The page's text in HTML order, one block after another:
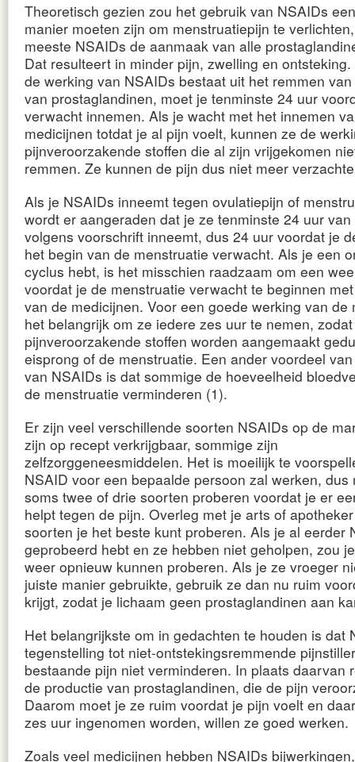
Theoretisch gezien zou het gebruik van NSAIDs
manier moeten zijn om menstruatiepijn te
meeste NSAIDs de aanmaak van alle
Dat resulteert in minder pijn, zwelling en
de werking van NSAIDs bestaat uit het remmen
van prostaglandinen, moet je tenminste 24 uur
verwacht innemen. Als je wacht met het innemen
medicijnen totdat je al pijn voelt, kunnen ze de
pijnveroorzakende stoffen die al zijn vrijgekomen
remmen. Ze kunnen de pijn dus niet meer
Als je NSAIDs inneemt tegen ovulatiepijn of
wordt er aangeraden dat je ze tenminste 24 uur
volgens voorschrift inneemt, dus 24 uur voordat je
het begin van de menstruatie verwacht. Als je een
cyclus hebt, is het misschien raadzaam om een
voordat je de menstruatie verwacht te beginnen
van de medicijnen. Voor een goede werking van de
het belangrijk om ze iedere zes uur te nemen,
pijnveroorzakende stoffen worden aangemaakt
eisprong of de menstruatie. Een ander voordeel
van NSAIDs is dat sommige de hoeveelheid
de menstruatie verminderen (1).
Er zijn veel verschillende soorten NSAIDs op de
zijn op recept verkrijgbaar, sommige zijn
zelfzorggeneesmiddelen. Het is moeilijk te
NSAID voor een bepaalde persoon zal werken, dus
soms twee of drie soorten proberen voordat je er
helpt tegen de pijn. Overleg met je arts of
soorten je het beste kunt proberen. Als je al eerder
geprobeerd hebt en ze hebben niet geholpen, zou
weer opnieuw kunnen proberen. Als je ze vroeger
juiste manier gebruikte, gebruik ze dan nu ruim
krijgt, zodat je lichaam geen prostaglandinen aan
Het belangrijkste om in gedachten te houden is dat
tegenstelling tot niet-ontstekingsremmende
bestaande pijn niet verminderen. In plaats daarvan
de productie van prostaglandinen, die de pijn
Daarom moet je ze ruim voordat je pijn voelt en
zes uur ingenomen worden, willen ze goed werken.
Zoals veel medicijnen hebben NSAIDs